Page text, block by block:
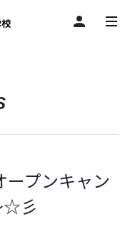
person
ープンキャン
☆彡